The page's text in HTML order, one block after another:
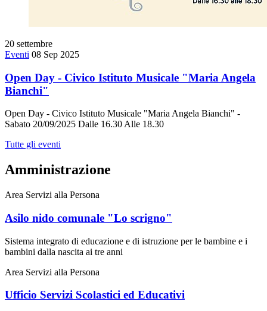
20 settembre
Eventi 08 Sep 2025
Open Day - Civico Istituto Musicale "Maria Angela
Bianchi"
Open Day - Civico Istituto Musicale "Maria Angela Bianchi" -
Sabato 20/09/2025 Dalle 16.30 Alle 18.30
Tutte gli eventi
Amministrazione
Area Servizi alla Persona
Asilo nido comunale "Lo scrigno"
Sistema integrato di educazione e di istruzione per le bambine e i
bambini dalla nascita ai tre anni
Area Servizi alla Persona
Ufficio Servizi Scolastici ed Educativi